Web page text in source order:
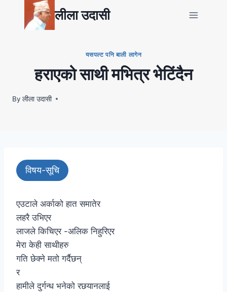
लीला उदासी
यसपल्ट पनि बाली लागेन
हराएको साथी मभित्र भेटिंदैन
By लीला उदासी
विषय-सूचि
एउटाले अर्काको हात समातेर
लहरै उभिएर
लाजले किचिएर -अलिक निहुरिएर
मेरा केही साथीहरु
गति छेक्ने मतो गर्दैछन्
र
हामीले दुर्गन्ध भनेको रछयानलाई